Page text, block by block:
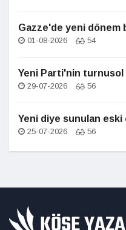
Gazze'de yeni dönem
01-08-2026 54
Yeni Parti'nin turnusol
29-07-2026 56
Yeni diye sunulan
25-07-2026 56